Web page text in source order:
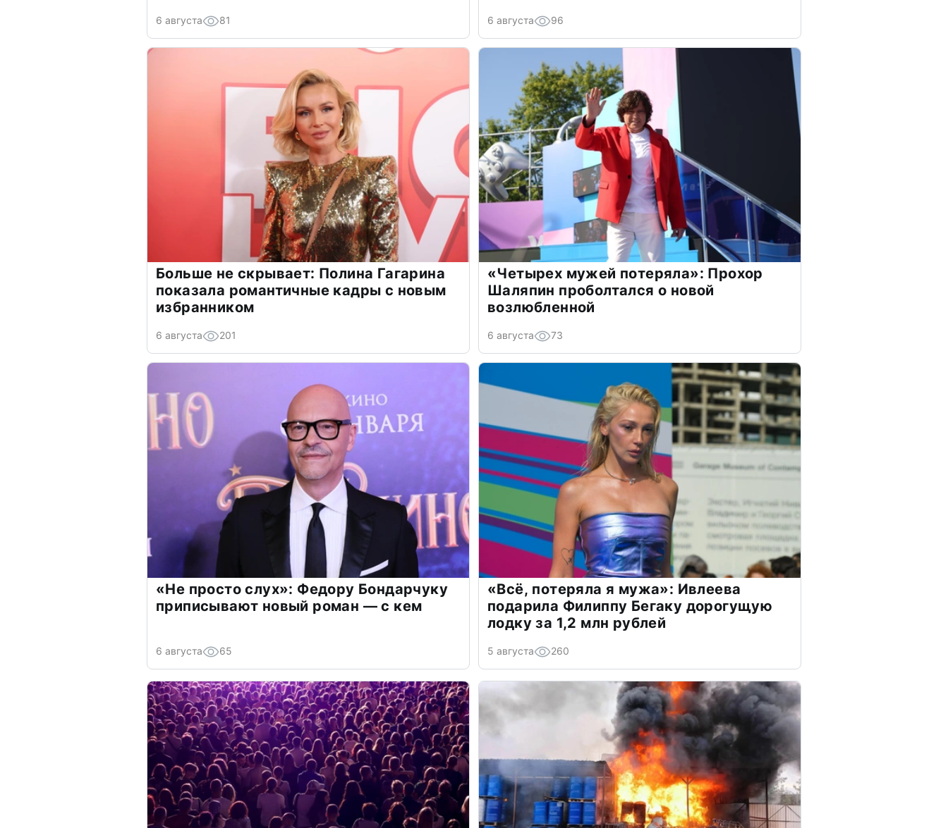
6 августа 81 6 августа 96
Больше не скрывает: Полина Гагарина
показала романтичные кадры с новым
избранником
6 августа 201
«Четырех мужей потеряла»: Прохор
Шаляпин проболтался о новой
возлюбленной
6 августа 73
«Не просто слух»: Федору Бондарчуку
приписывают новый роман — с кем
6 августа 65
«Всё, потеряла я мужа»: Ивлеева
подарила Филиппу Бегаку дорогущую
лодку за 1,2 млн рублей
5 августа 260